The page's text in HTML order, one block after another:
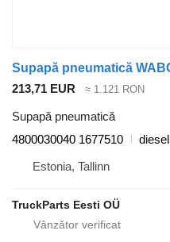
213,71 EUR ≈ 1.121 RON
Supapă pneumatică
4800030040 1677510
diesel
Estonia, Tallinn
TruckParts Eesti OÜ